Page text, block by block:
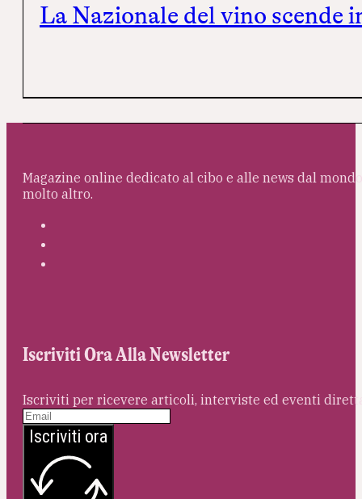
La Nazionale del vino scende
Magazine online dedicato al cibo e alle news dal
molto altro.
Iscriviti Ora Alla Newsletter
Iscriviti per ricevere articoli, interviste ed eventi
Iscriviti ora